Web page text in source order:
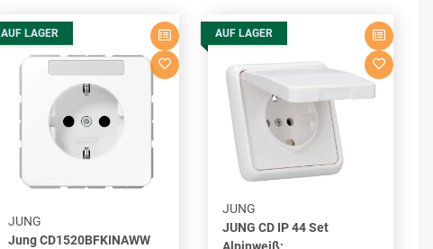
AUF LAGER
JUNG
Jung CD1520BFKINAWW
AUF LAGER
JUNG
JUNG CD IP 44 Set
Alpinweiß: